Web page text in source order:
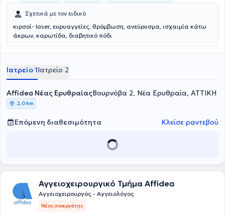
Σχετικά με τον ειδικό
κιρσοί- laser, ευρυαγγείες, θρόμβωση, ανεύρυσμα, ισχαιμία κάτω
άκρων, καρωτίδα, διαβητικό πόδι
Ιατρείο 1Ιατρείο 2
Affidea Νέας ΕρυθραίαςΒουρνόβα 2, Νέα Ερυθραία, ΑΤΤΙΚΗ
2,0 km
Επόμενη διαθεσιμότητα Κλείσε ραντεβού
Αγγειοχειρουργικό Τμήμα Affidea
Αγγειοχειρουργός - Αγγειολόγος
Νέος συνεργάτης